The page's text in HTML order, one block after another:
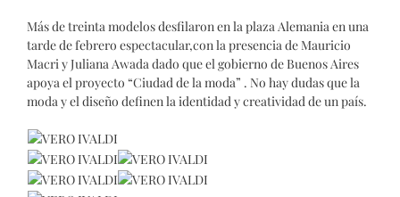
Más de treinta modelos desfilaron en la plaza Alemania en una
tarde de febrero espectacular,con la presencia de Mauricio
Macri y Juliana Awada dado que el gobierno de Buenos Aires
apoya el proyecto “Ciudad de la moda” . No hay dudas que la
moda y el diseño definen la identidad y creatividad de un país.